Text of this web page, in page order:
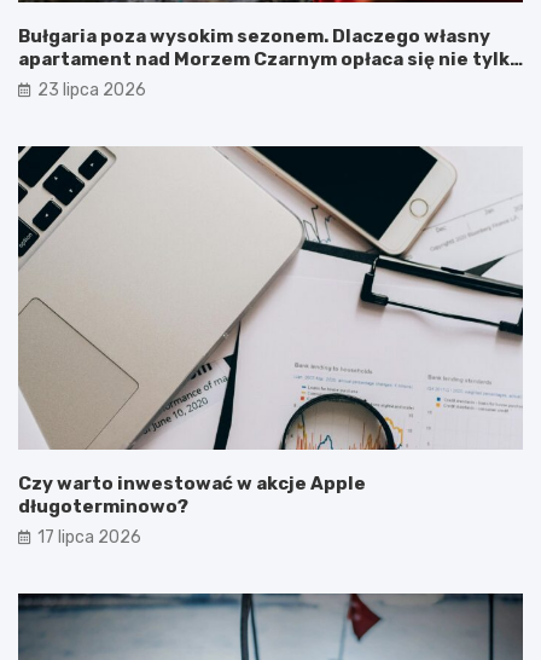
Bułgaria poza wysokim sezonem. Dlaczego własny
apartament nad Morzem Czarnym opłaca się nie tylko
latem?
23 lipca 2026
Czy warto inwestować w akcje Apple
długoterminowo?
17 lipca 2026